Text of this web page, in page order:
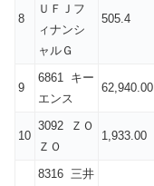
8
ＵＦＪフ
ィナンシ
ャルＧ
505.4
9
6861 キー
エンス
62,940.00
10
3092 ＺＯ
ＺＯ
1,933.00
8316 三井